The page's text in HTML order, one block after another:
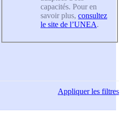
capacités. Pour en
savoir plus, consultez
le site de l’UNEA.
Appliquerles filtres